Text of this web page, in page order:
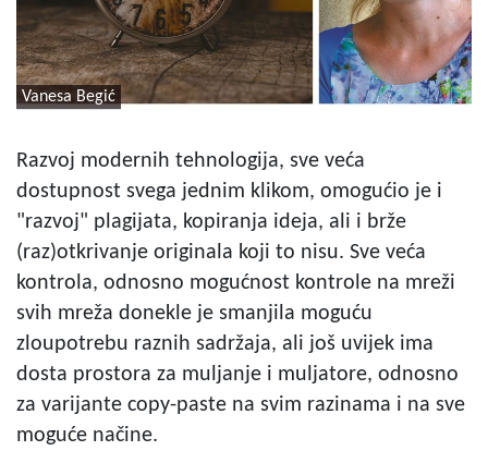
Vanesa Begić
Razvoj modernih tehnologija, sve veća
dostupnost svega jednim klikom, omogućio je i
"razvoj" plagijata, kopiranja ideja, ali i brže
(raz)otkrivanje originala koji to nisu. Sve veća
kontrola, odnosno mogućnost kontrole na mreži
svih mreža donekle je smanjila moguću
zloupotrebu raznih sadržaja, ali još uvijek ima
dosta prostora za muljanje i muljatore, odnosno
za varijante copy-paste na svim razinama i na sve
moguće načine.